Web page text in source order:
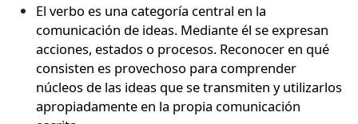
El verbo es una categoría central en la
comunicación de ideas. Mediante él se expresan
acciones, estados o procesos. Reconocer en qué
consisten es provechoso para comprender
núcleos de las ideas que se transmiten y utilizarlos
apropiadamente en la propia comunicación